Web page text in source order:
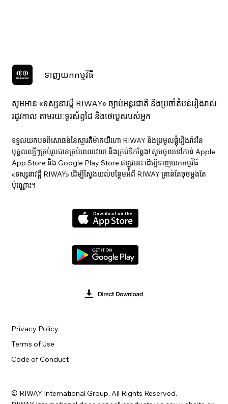
ទាញយកកម្មវិធី
សូមអាន «ទស្សនាវ​ដ្ដី RIWAY» ច្បាប់អន្តរជាតិ និងប្រចាំតំបន់រៀងរាល់
រដូវកាល តាមរយៈទូរស័ព្ទដៃ និងថេប្លេតរបស់អ្នក
ទទួលយកបទពិសោធន៍នៃស្មារតីម៉ាកយីហោ RIWAY និងប្រមូលផ្តុំរឿងរ៉ាវនៃ
បុគ្គលល្បីៗគ្រប់រូបបានគ្រប់ពេលវេលា និងគ្រប់ទីកន្លែង! សូមចូលទៅកាន់ Apple
App Store និង Google Play Store ឥឡូវនេះ ដើម្បីទាញយកកម្មវិធី
«ទស្សនាវ​ដ្ដី RIWAY» ដើម្បីស្វែងយល់បន្ថែមអំពី RIWAY គ្រាន់តែចុចម្តងតែ
ប៉ុណ្ណោះ។
Terms of Use
Privacy Policy
Code of Conduct
© RIWAY International Group. All Rights Reserved.